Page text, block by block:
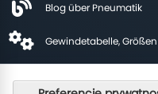
Blog über Pneumatik
Gewindetabelle, Größen